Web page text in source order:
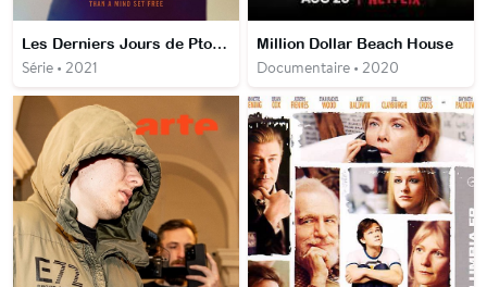
Les Derniers Jours de Ptolemy Grey
Série • 2021
Million Dollar Beach House
Documentaire • 2020